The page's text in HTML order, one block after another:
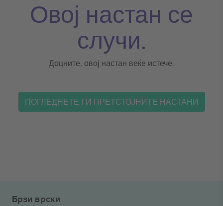
Овој настан се
случи.
Доцните, овој настан веќе истече.
ПОГЛЕДНЕТЕ ГИ ПРЕТСТОЈНИТЕ НАСТАНИ
Брзи врски